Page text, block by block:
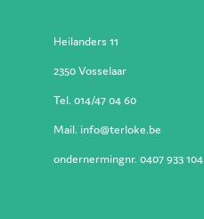
Heilanders 11
2350 Vosselaar
Tel. 014/47 04 60
Mail. info@terloke.be
ondernermingnr. 0407 933 104